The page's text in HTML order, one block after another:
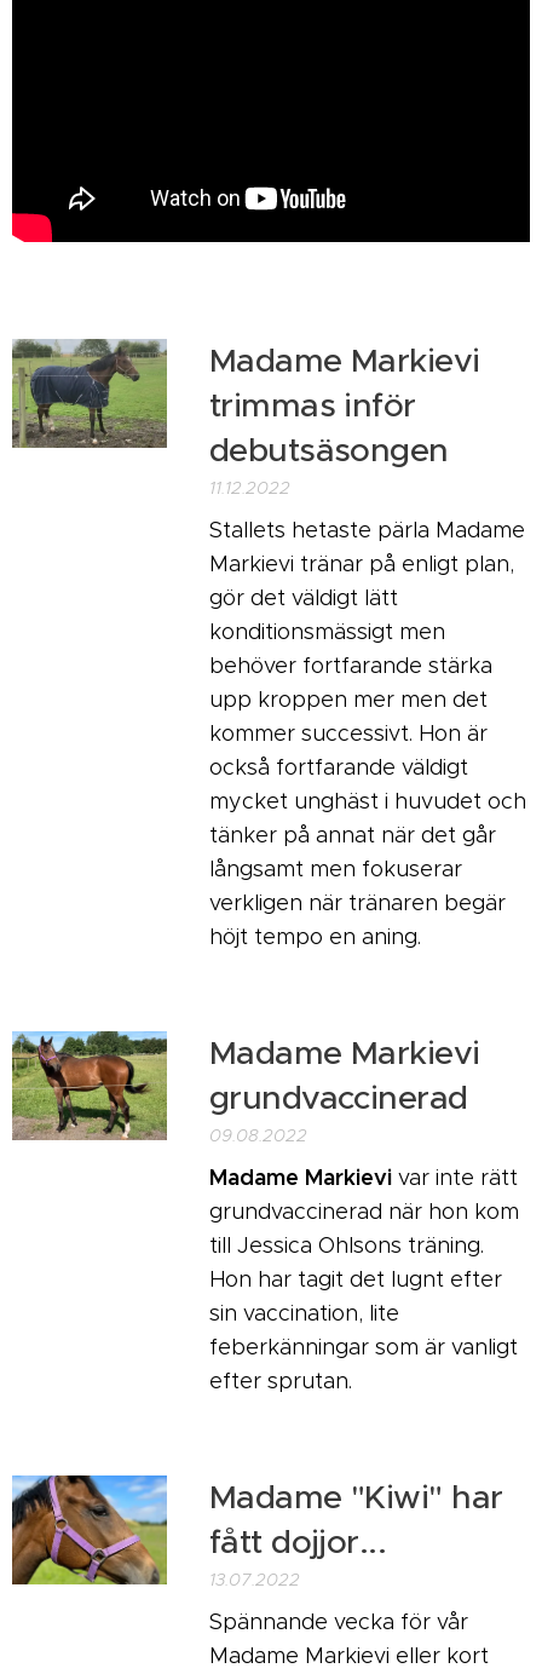
Madame Markievi
trimmas inför
debutsäsongen
11.12.2022
Stallets hetaste pärla Madame
Markievi tränar på enligt plan,
gör det väldigt lätt
konditionsmässigt men
behöver fortfarande stärka
upp kroppen mer men det
kommer successivt. Hon är
också fortfarande väldigt
mycket unghäst i huvudet och
tänker på annat när det går
långsamt men fokuserar
verkligen när tränaren begär
höjt tempo en aning.
Madame Markievi
grundvaccinerad
09.08.2022
Madame Markievivar inte rätt
grundvaccinerad när hon kom
till Jessica Ohlsons träning.
Hon har tagit det lugnt efter
sin vaccination, lite
feberkänningar som är vanligt
efter sprutan.
Madame "Kiwi" har
fått dojjor...
13.07.2022
Spännande vecka för vår
Madame Markievi eller kort